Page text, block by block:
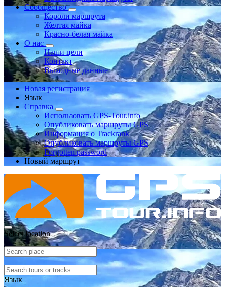
Сообщество
Короли маршрута
Желтая майка
Красно-белая майка
О нас
Наши цели
Контакт
Выходные данные
Новая регистрация
Язык
Справка
Использовать GPS-Tour.info
Опубликовать маршруты GPS
Информация о Trackrank
Опубликовать маршруты GPS
Forgotten password
Новый маршрут
Select location
Язык